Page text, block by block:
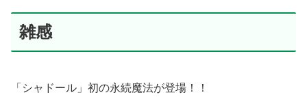
雑感
「シャドール」初の永続魔法が登場！！